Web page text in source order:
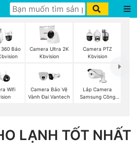
Báo
Camera Ultra 2K
Kbvision
Camera PTZ
Kbvision
Wifi
Camera Bảo Vệ
Vành Đai Vantech
Lắp Camera
Samsung Công
LẠNH TỐT NHẤT